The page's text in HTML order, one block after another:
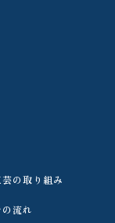
の取り組み
流れ